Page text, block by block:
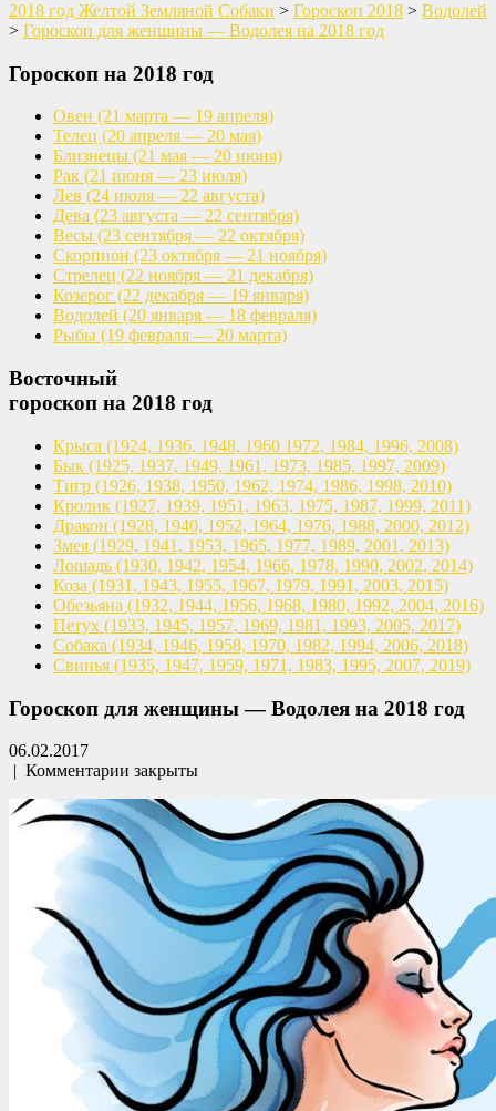
2018 год Желтой Земляной Собаки > Гороскоп 2018 > Водолей
> Гороскоп для женщины — Водолея на 2018 год
Гороскоп на 2018 год
Овен (21 марта — 19 апреля)
Телец (20 апреля — 20 мая)
Близнецы (21 мая — 20 июня)
Рак (21 июня — 23 июля)
Лев (24 июля — 22 августа)
Дева (23 августа — 22 сентября)
Весы (23 сентября — 22 октября)
Скорпион (23 октября — 21 ноября)
Стрелец (22 ноября — 21 декабря)
Козерог (22 декабря — 19 января)
Водолей (20 января — 18 февраля)
Рыбы (19 февраля — 20 марта)
Восточный
гороскоп на 2018 год
Крыса (1924, 1936, 1948, 1960 1972, 1984, 1996, 2008)
Бык (1925, 1937, 1949, 1961, 1973, 1985, 1997, 2009)
Тигр (1926, 1938, 1950, 1962, 1974, 1986, 1998, 2010)
Кролик (1927, 1939, 1951, 1963, 1975, 1987, 1999, 2011)
Дракон (1928, 1940, 1952, 1964, 1976, 1988, 2000, 2012)
Змея (1929, 1941, 1953, 1965, 1977, 1989, 2001, 2013)
Лошадь (1930, 1942, 1954, 1966, 1978, 1990, 2002, 2014)
Коза (1931, 1943, 1955, 1967, 1979, 1991, 2003, 2015)
Обезьяна (1932, 1944, 1956, 1968, 1980, 1992, 2004, 2016)
Петух (1933, 1945, 1957, 1969, 1981, 1993, 2005, 2017)
Собака (1934, 1946, 1958, 1970, 1982, 1994, 2006, 2018)
Свинья (1935, 1947, 1959, 1971, 1983, 1995, 2007, 2019)
Гороскоп для женщины — Водолея на 2018 год
06.02.2017
| Комментарии закрыты